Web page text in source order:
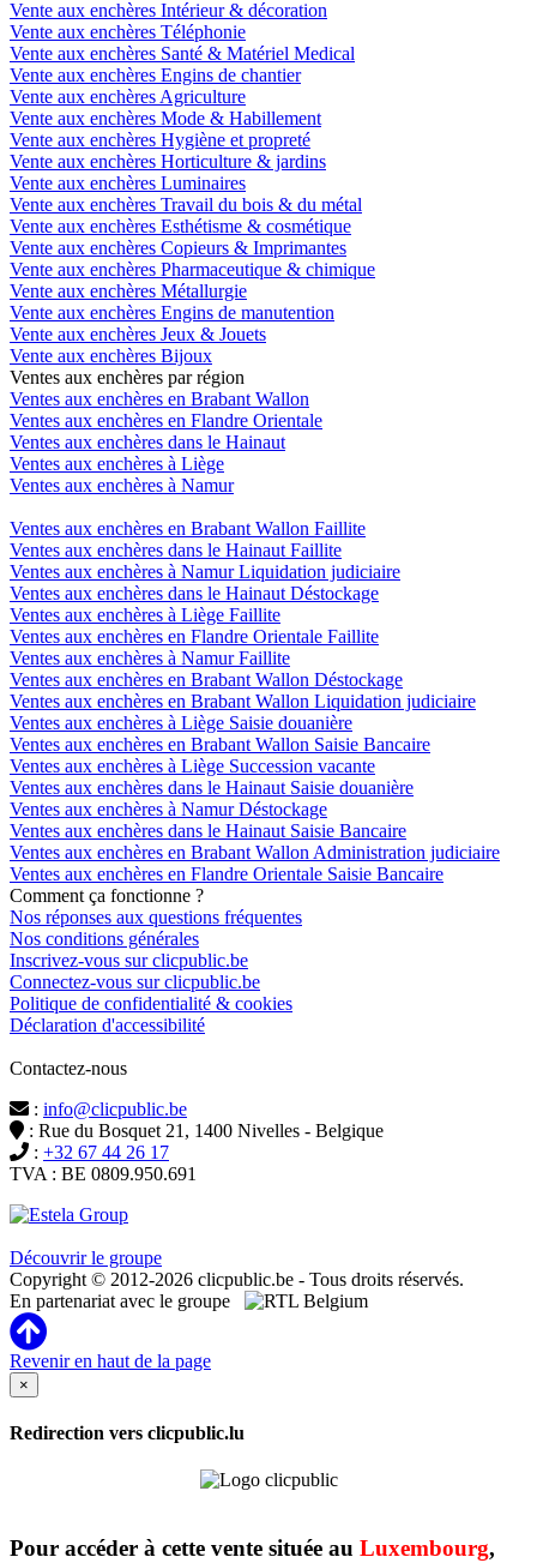
Vente aux enchères Intérieur & décoration
Vente aux enchères Téléphonie
Vente aux enchères Santé & Matériel Medical
Vente aux enchères Engins de chantier
Vente aux enchères Agriculture
Vente aux enchères Mode & Habillement
Vente aux enchères Hygiène et propreté
Vente aux enchères Horticulture & jardins
Vente aux enchères Luminaires
Vente aux enchères Travail du bois & du métal
Vente aux enchères Esthétisme & cosmétique
Vente aux enchères Copieurs & Imprimantes
Vente aux enchères Pharmaceutique & chimique
Vente aux enchères Métallurgie
Vente aux enchères Engins de manutention
Vente aux enchères Jeux & Jouets
Vente aux enchères Bijoux
Ventes aux enchères par région
Ventes aux enchères en Brabant Wallon
Ventes aux enchères en Flandre Orientale
Ventes aux enchères dans le Hainaut
Ventes aux enchères à Liège
Ventes aux enchères à Namur
Ventes aux enchères en Brabant Wallon Faillite
Ventes aux enchères dans le Hainaut Faillite
Ventes aux enchères à Namur Liquidation judiciaire
Ventes aux enchères dans le Hainaut Déstockage
Ventes aux enchères à Liège Faillite
Ventes aux enchères en Flandre Orientale Faillite
Ventes aux enchères à Namur Faillite
Ventes aux enchères en Brabant Wallon Déstockage
Ventes aux enchères en Brabant Wallon Liquidation judiciaire
Ventes aux enchères à Liège Saisie douanière
Ventes aux enchères en Brabant Wallon Saisie Bancaire
Ventes aux enchères à Liège Succession vacante
Ventes aux enchères dans le Hainaut Saisie douanière
Ventes aux enchères à Namur Déstockage
Ventes aux enchères dans le Hainaut Saisie Bancaire
Ventes aux enchères en Brabant Wallon Administration judiciaire
Ventes aux enchères en Flandre Orientale Saisie Bancaire
Comment ça fonctionne ?
Nos réponses aux questions fréquentes
Nos conditions générales
Inscrivez-vous sur clicpublic.be
Connectez-vous sur clicpublic.be
Politique de confidentialité & cookies
Déclaration d'accessibilité
Contactez-nous
: info@clicpublic.be
: Rue du Bosquet 21, 1400 Nivelles - Belgique
: +32 67 44 26 17
TVA : BE 0809.950.691
Découvrir le groupe
Copyright © 2012-2026 clicpublic.be - Tous droits réservés.
En partenariat avec le groupe
Revenir en haut de la page
×
Redirection vers clicpublic.lu
Pour accéder à cette vente située au Luxembourg,